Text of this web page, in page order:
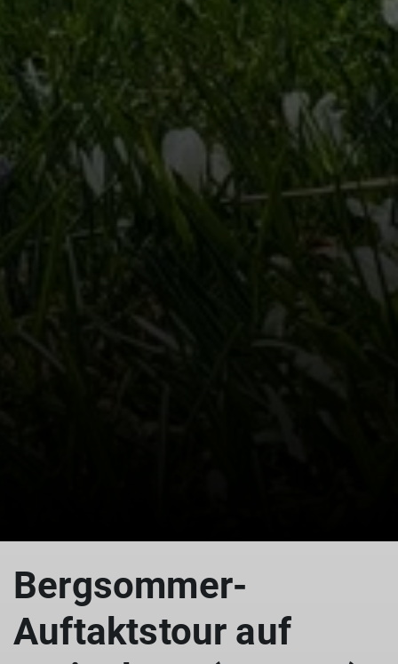
Bergsommer-
Auftaktstour auf